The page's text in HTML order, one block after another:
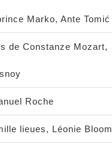
Marko, Ante Tomić
de Constanze Mozart,
Roche
lieues, Léonie Bloom